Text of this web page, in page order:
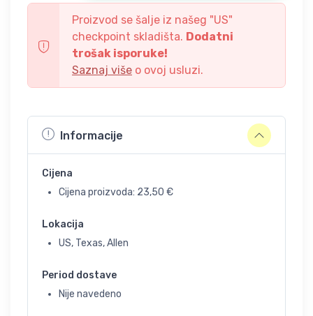
Proizvod se šalje iz našeg "US"
checkpoint skladišta. Dodatni
trošak isporuke!
Saznaj više o ovoj usluzi.
Informacije
Cijena
Cijena proizvoda: 23,50 €
Lokacija
US, Texas, Allen
Period dostave
Nije navedeno